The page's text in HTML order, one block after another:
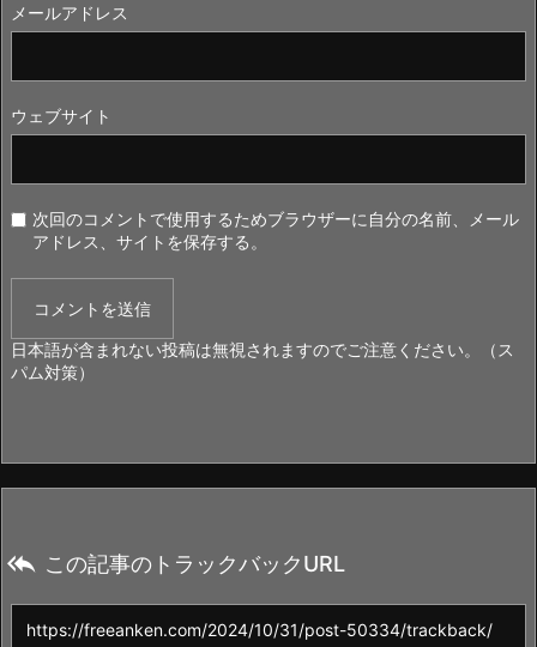
メールアドレス
ウェブサイト
次回のコメントで使用するためブラウザーに自分の名前、メール
アドレス、サイトを保存する。
日本語が含まれない投稿は無視されますのでご注意ください。（ス
パム対策）
 この記事のトラックバックURL